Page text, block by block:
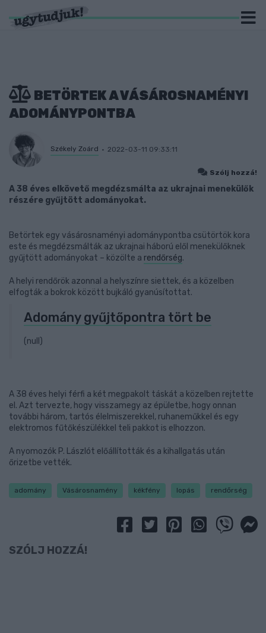
BETÖRTEK A VÁSÁROSNAMÉNYI
ADOMÁNYPONTBA
Székely Zoárd 2022-03-11 09:33:11
Szólj hozzá!
A 38 éves elkövető megdézsmálta az ukrajnai menekülők
részére gyűjtött adományokat.
Betörtek egy vásárosnaményi adománypontba csütörtök kora
este és megdézsmálták az ukrajnai háború elől menekülőknek
gyűjtött adományokat – közölte a rendőrség.
A helyi rendőrök azonnal a helyszínre siettek, és a közelben
elfogták a bokrok között bujkáló gyanúsítottat.
Adomány gyűjtőpontra tört be
(null)
A 38 éves helyi férfi a két megpakolt táskát a közelben rejtette
el. Azt tervezte, hogy visszamegy az épületbe, hogy onnan
további három, tartós élelmiszerekkel, ruhaneműkkel és egy
elektromos fűtőkészülékkel teli pakkot is elhozzon.
A nyomozók P. Lászlót előállították és a kihallgatás után
őrizetbe vették.
adomány Vásárosnamény kékfény lopás rendőrség
SZÓLJ HOZZÁ!